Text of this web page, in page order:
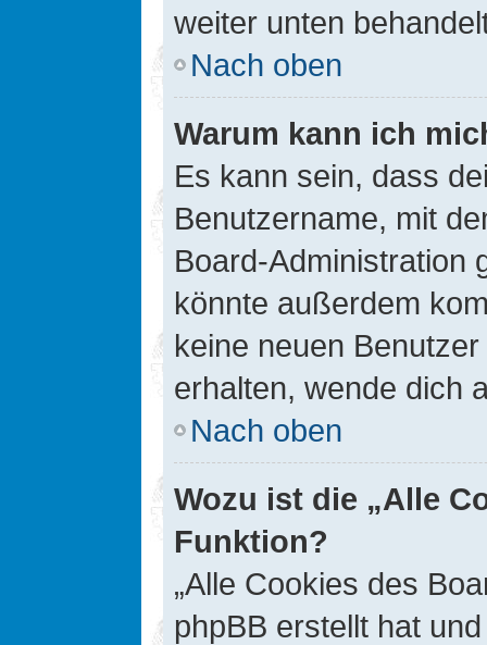
weiter unten
Nach oben
Warum kann ich
Es kann sein, dass
Benutzername, mit
Board-Administration
könnte außerdem
keine neuen
erhalten, wende dich
Nach oben
Wozu ist die „Alle
Funktion?
„Alle Cookies des
phpBB erstellt hat